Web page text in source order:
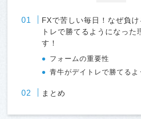
FXで苦しい毎日！なぜ負
トレで勝てるようになった
す！
フォームの重要性
青牛がデイトレで勝てるよ
まとめ